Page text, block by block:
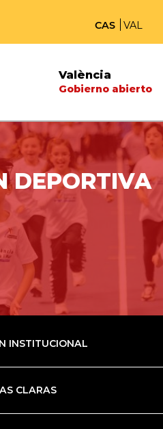
CAS VAL
València
Gobierno abierto
DEPORTIVA
INSTITUCIONAL
CLARAS